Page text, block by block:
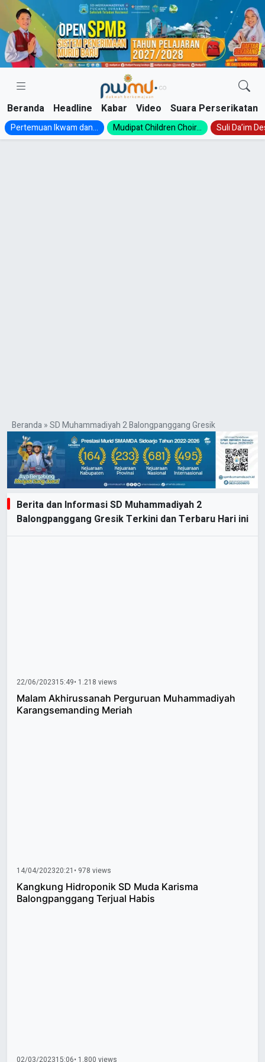
Skip
content
Beranda Headline Kabar Video Suara Perserikatan
Pertemuan Ikwam dan... Mudipat Children Choir... Suli Da’im
Beranda»SD Muhammadiyah 2 Balongpanggang Gresik
Berita dan Informasi SD Muhammadiyah 2
Balongpanggang Gresik Terkini dan Terbaru Hari ini
22/06/202315:49• 1.218 views
Malam Akhirussanah Perguruan Muhammadiyah
Karangsemanding Meriah
14/04/202320:21 • 978 views
Kangkung Hidroponik SD Muda Karisma
Balongpanggang Terjual Habis
02/03/202315:06• 1.800 views